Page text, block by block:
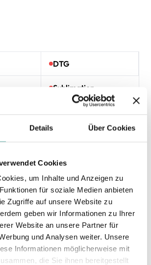
Details Über Cookies
Cookies
um Inhalte und Anzeigen zu
für soziale Medien anbieten
Zugriffe auf unsere Website zu
geben wir Informationen zu Ihrer
Website an unsere Partner für
und Analysen weiter. Unsere
Informationen möglicherweise mit
die Sie ihnen bereitgestellt
DTG
Sublimation
cmgemäß den Angaben des Herstellers
bis zu ±2 cm ist üblich und gilt als